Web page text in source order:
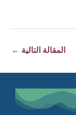
المقالة التالية ←